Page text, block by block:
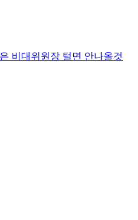
비대위원장 털면 안나올것